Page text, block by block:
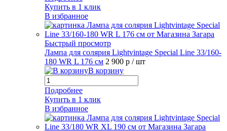
Купить в 1 клик
В избранное
Быстрый просмотр
Лампа для солярия Lightvintage Special Line 33/160-
180 WR L 176 см 2 900 р / шт
В корзину
Подробнее
Купить в 1 клик
В избранное